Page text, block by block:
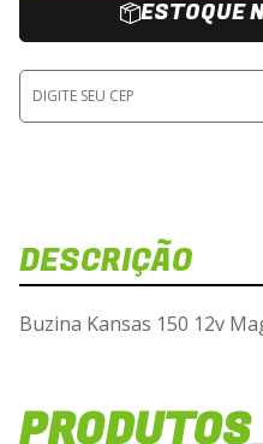
ESTOQUE
DESCRIÇÃO
Buzina Kansas 150 12v
PRODUTOS